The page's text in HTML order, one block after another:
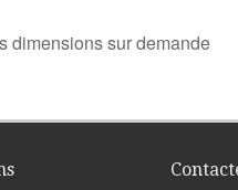
dimensions sur demande